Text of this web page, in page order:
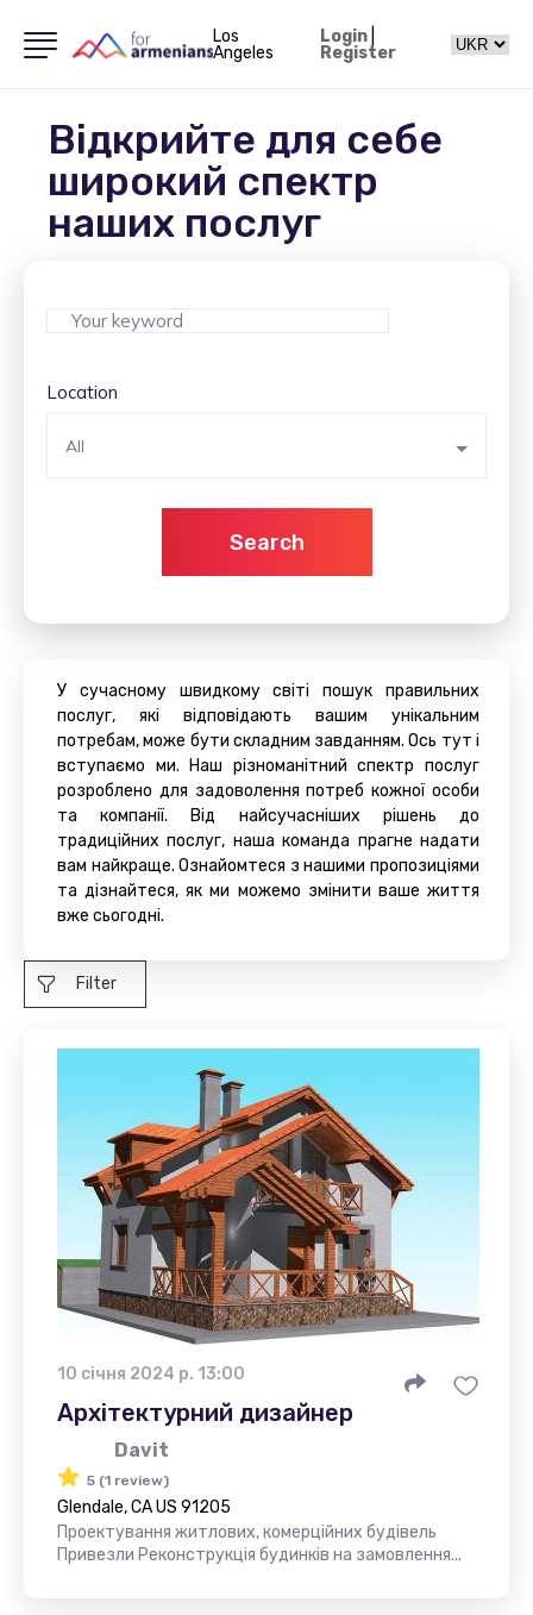
Los
Angeles
Login|
Register
Відкрийте для себе
широкий спектр
наших послуг
Location
All
Search
У сучасному швидкому світі пошук правильних
послуг, які відповідають вашим унікальним
потребам, може бути складним завданням. Ось тут і
вступаємо ми. Наш різноманітний спектр послуг
розроблено для задоволення потреб кожної особи
та компанії. Від найсучасніших рішень до
традиційних послуг, наша команда прагне надати
вам найкраще. Ознайомтеся з нашими пропозиціями
та дізнайтеся, як ми можемо змінити ваше життя
вже сьогодні.
Filter
10 січня 2024 р. 13:00
Архітектурний дизайнер
Davit
5 (1 review)
Glendale, CA US 91205
Проектування житлових, комерційних будівель
Привезли Реконструкція будинків на замовлення...